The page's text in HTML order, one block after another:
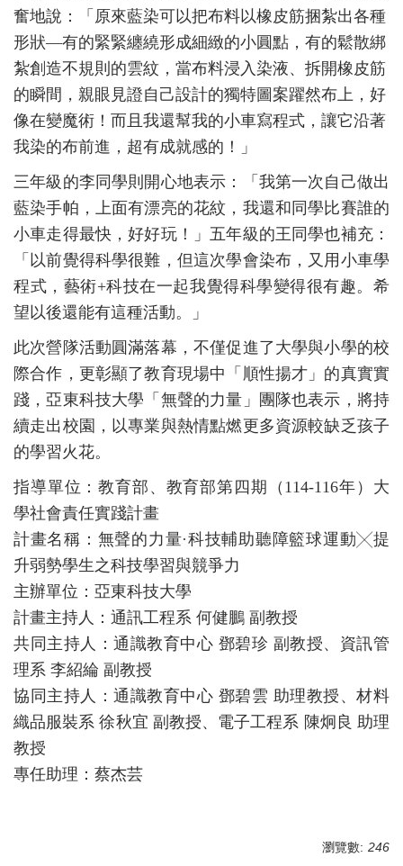
奮地說：「原來藍染可以把布料以橡皮筋捆紮出各種
形狀—有的緊緊纏繞形成細緻的小圓點，有的鬆散綁
紮創造不規則的雲紋，當布料浸入染液、拆開橡皮筋
的瞬間，親眼見證自己設計的獨特圖案躍然布上，好
像在變魔術！而且我還幫我的小車寫程式，讓它沿著
我染的布前進，超有成就感的！」
三年級的李同學則開心地表示：「我第一次自己做出
藍染手帕，上面有漂亮的花紋，我還和同學比賽誰的
小車走得最快，好好玩！」五年級的王同學也補充：
「以前覺得科學很難，但這次學會染布，又用小車學
程式，藝術+科技在一起我覺得科學變得很有趣。希
望以後還能有這種活動。」
此次營隊活動圓滿落幕，不僅促進了大學與小學的校
際合作，更彰顯了教育現場中「順性揚才」的真實實
踐，亞東科技大學「無聲的力量」團隊也表示，將持
續走出校園，以專業與熱情點燃更多資源較缺乏孩子
的學習火花。
指導單位：教育部、教育部第四期（114-116年）大
學社會責任實踐計畫
計畫名稱：無聲的力量·科技輔助聽障籃球運動╳提
升弱勢學生之科技學習與競爭力
主辦單位：亞東科技大學
計畫主持人：通訊工程系 何健鵬 副教授
共同主持人：通識教育中心 鄧碧珍 副教授、資訊管
理系 李紹綸 副教授
協同主持人：通識教育中心 鄧碧雲 助理教授、材料
織品服裝系 徐秋宜 副教授、電子工程系 陳炯良 助理
教授
專任助理：蔡杰芸
瀏覽數: 246